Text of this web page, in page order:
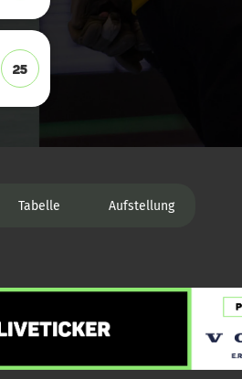
25
Tabelle Aufstellung